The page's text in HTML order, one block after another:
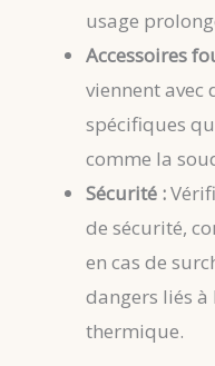
usage
Accessoires
viennent avec
spécifiques
comme la
Sécurité :
de sécurité,
en cas de
dangers liés à
thermique.